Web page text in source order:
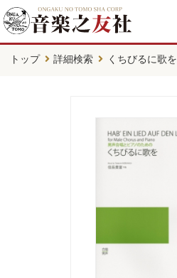
トップ 詳細検索 くちびるに歌を